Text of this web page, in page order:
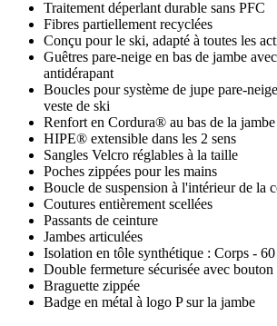
Traitement déperlant durable sans PFC
Fibres partiellement recyclées
Conçu pour le ski, adapté à toutes les
Guêtres pare-neige en bas de jambe
antidérapant
Boucles pour système de jupe pare-
veste de ski
Renfort en Cordura® au bas de la jambe
HIPE® extensible dans les 2 sens
Sangles Velcro réglables à la taille
Poches zippées pour les mains
Boucle de suspension à l'intérieur de la
Coutures entièrement scellées
Passants de ceinture
Jambes articulées
Isolation en tôle synthétique : Corps -
Double fermeture sécurisée avec bouton
Braguette zippée
Badge en métal à logo P sur la jambe